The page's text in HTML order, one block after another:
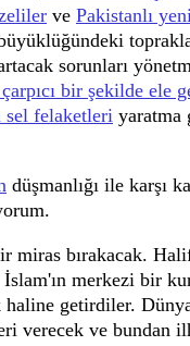
ve Pakistanlı
sorunları
bir şekilde ele
sel felaketleri yaratma
düşmanlığı ile karşı
miras bırakacak.
merkezi bir
getirdiler.
verecek ve bundan